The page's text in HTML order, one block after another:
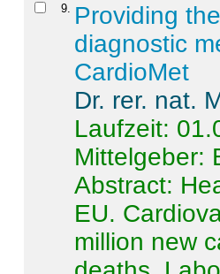
9
Providing
diagnostic
CardioMet
Dr. rer. nat.
Laufzeit:
Mittelgeber:
Abstract:
EU.
million new